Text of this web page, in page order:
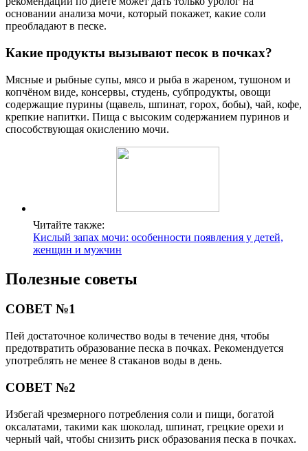
основании анализа мочи, который покажет, какие соли
преобладают в песке.
Какие продукты вызывают песок в почках?
Мясные и рыбные супы, мясо и рыба в жареном, тушоном и
копчёном виде, консервы, студень, субпродукты, овощи
содержащие пурины (щавель, шпинат, горох, бобы), чай, кофе,
крепкие напитки. Пища с высоким содержанием пуринов и
способствующая окислению мочи.
Читайте также:
Кислый запах мочи: особенности появления у детей,
женщин и мужчин
Полезные советы
СОВЕТ №1
Пей достаточное количество воды в течение дня, чтобы
предотвратить образование песка в почках. Рекомендуется
употреблять не менее 8 стаканов воды в день.
СОВЕТ №2
Избегай чрезмерного потребления соли и пищи, богатой
оксалатами, такими как шоколад, шпинат, грецкие орехи и
черный чай, чтобы снизить риск образования песка в почках.